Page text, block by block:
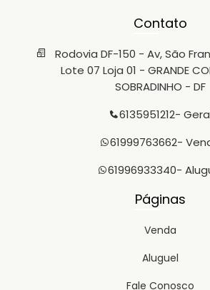
Contato
Rodovia DF-150 - Av, São
Lote 07 Loja 01 - GRANDE
SOBRADINHO - DF
6135951212-
61999763662-
61996933340-
Páginas
Venda
Aluguel
Fale Conosco